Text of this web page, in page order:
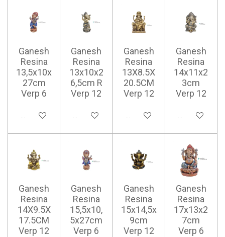
Ganesh
Resina
13,5x10x
27cm
Verp 6
Ajouter au panier
Ganesh
Resina
13x10x2
6,5cm R
Verp 12
Ajouter au panier
Ganesh
Resina
13X8.5X
20.5CM
Verp 12
Ajouter au panier
Ganesh
Resina
14x11x2
3cm
Verp 12
Ajouter au
Ganesh
Resina
14X9.5X
17.5CM
Verp 12
Ganesh
Resina
15,5x10,
5x27cm
Verp 6
Ganesh
Resina
15x14,5x
9cm
Verp 12
Ganesh
Resina
17x13x2
7cm
Verp 6